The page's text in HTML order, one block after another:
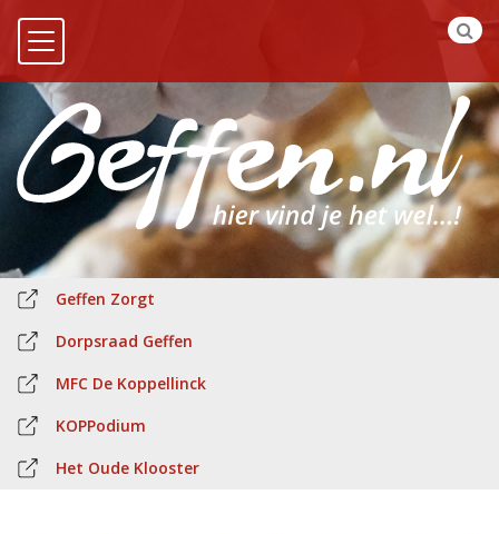
Geffen Zorgt
Dorpsraad Geffen
MFC De Koppellinck
KOPPodium
Het Oude Klooster